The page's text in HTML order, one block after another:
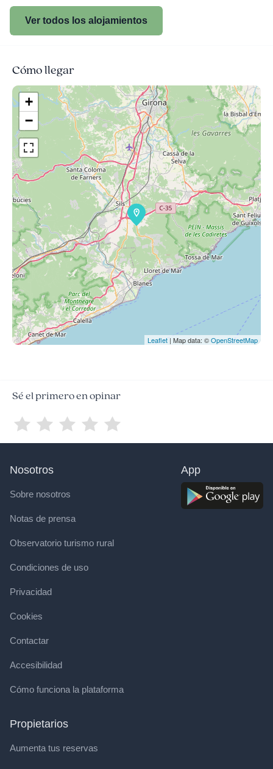
Ver todos los alojamientos
Cómo llegar
+
−
Leaflet | Map data: ©OpenStreetMap
Sé el primero en opinar
Nosotros
Sobre nosotros
Notas de prensa
Observatorio turismo rural
Condiciones de uso
Privacidad
Cookies
Contactar
Accesibilidad
Cómo funciona la plataforma
Propietarios
Aumenta tus reservas
App